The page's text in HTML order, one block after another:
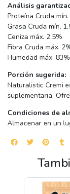
Análisis
Proteína Cruda
Grasa Cruda mín.
Ceniza máx. 2,5%
Fibra Cruda máx.
Humedad máx. 83%
Porción sugerida:
Naturalistic Cremi
suplementaria.
Condiciones de
Almacenar en un